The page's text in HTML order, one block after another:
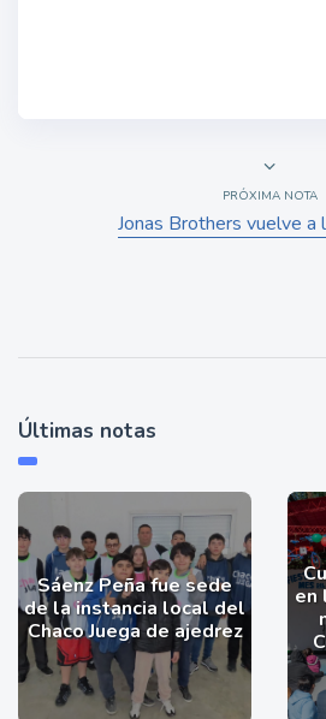
PRÓXIMA NOTA
Jonas Brothers vuelve a
Últimas notas
Sáenz Peña fue sede
de la instancia local del
Chaco Juega de ajedrez
en